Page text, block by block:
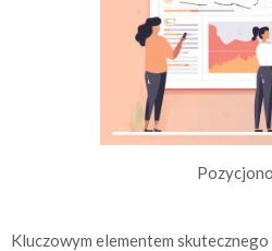
Kluczowym elementem